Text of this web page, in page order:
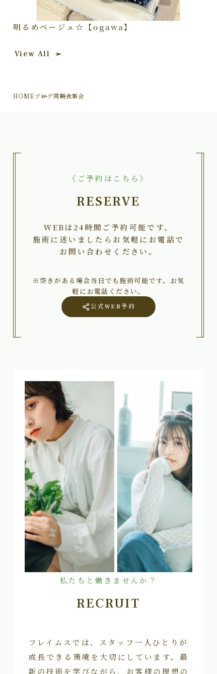
明るめベージュ☆【ogawa】
View All
HOMEブログ同期食事会
《ご予約はこちら》
RESERVE
WEBは24時間ご予約可能です。
施術に迷いましたらお気軽にお電話で
お問い合わせください。
※空きがある場合当日でも施術可能です。お気
軽にお電話ください。
公式WEB予約
私たちと働きませんか？
RECRUIT
フレイムスでは、スタッフ一人ひとりが
成長できる環境を大切にしています。最
新の技術を学びながら、お客様の理想の